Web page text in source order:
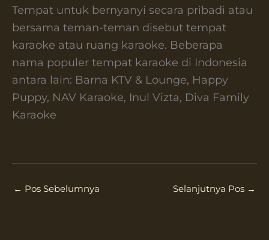
Tempat untuk bernyanyi secara pribadi atau
bersama teman-teman disebut tempat
karaoke atau ruang karaoke. Beberapa
nama populer tempat karaoke di Indonesia
antara lain: Barna KTV & Lounge, Happy
Puppy, NAV Karaoke, Inul Vizta, Diva Family
Karaoke
← Pos Sebelumnya Selanjutnya Pos →